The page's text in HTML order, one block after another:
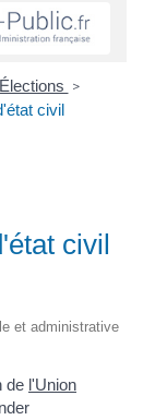
>
civil
civil
et administrative
de l'Union